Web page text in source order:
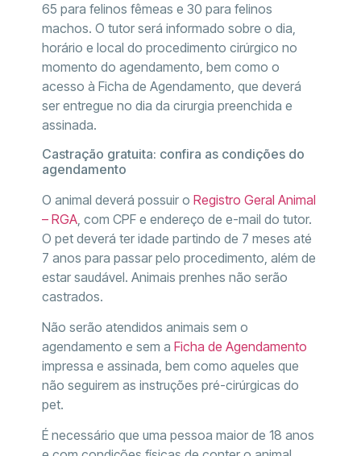
65 para felinos fêmeas e 30 para felinos
machos. O tutor será informado sobre o dia,
horário e local do procedimento cirúrgico no
momento do agendamento, bem como o
acesso à Ficha de Agendamento, que deverá
ser entregue no dia da cirurgia preenchida e
assinada.
Castração gratuita: confira as condições do
agendamento
O animal deverá possuir o Registro Geral Animal
– RGA, com CPF e endereço de e-mail do tutor.
O pet deverá ter idade partindo de 7 meses até
7 anos para passar pelo procedimento, além de
estar saudável. Animais prenhes não serão
castrados.
Não serão atendidos animais sem o
agendamento e sem a Ficha de Agendamento
impressa e assinada, bem como aqueles que
não seguirem as instruções pré-cirúrgicas do
pet.
É necessário que uma pessoa maior de 18 anos